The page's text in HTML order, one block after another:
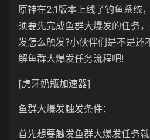
原神在2.1版本上线了钓鱼系统
须要先完成鱼群大爆发的任务
发怎么触发?小伙伴们是不是还
解鱼群大爆发任务流程吧!
[虎牙奶瓶加速器]
鱼群大爆发触发条件：
首先想要触发鱼群大爆发任务